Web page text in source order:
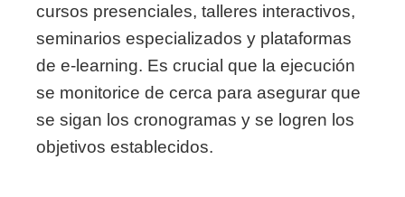
cursos presenciales, talleres interactivos,
seminarios especializados y plataformas
de e-learning. Es crucial que la ejecución
se monitorice de cerca para asegurar que
se sigan los cronogramas y se logren los
objetivos establecidos.